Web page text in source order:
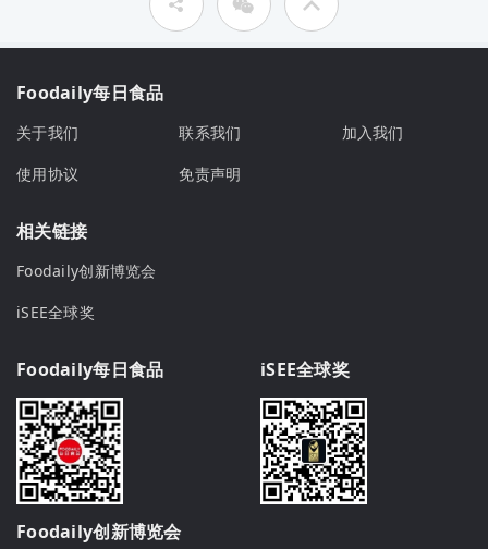
Foodaily每日食品
关于我们 联系我们
加入我们
使用协议
免责声明
相关链接
Foodaily创新博览会
iSEE全球奖
Foodaily每日食品 iSEE全球奖
Foodaily创新博览会